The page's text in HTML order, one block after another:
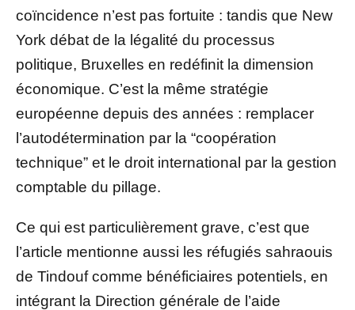
coïncidence n’est pas fortuite : tandis que New
York débat de la légalité du processus
politique, Bruxelles en redéfinit la dimension
économique. C’est la même stratégie
européenne depuis des années : remplacer
l’autodétermination par la “coopération
technique” et le droit international par la gestion
comptable du pillage.
Ce qui est particulièrement grave, c’est que
l’article mentionne aussi les réfugiés sahraouis
de Tindouf comme bénéficiaires potentiels, en
intégrant la Direction générale de l’aide